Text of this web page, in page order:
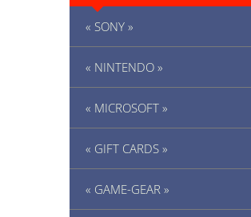
« SONY »
« NINTENDO »
« MICROSOFT »
« GIFT CARDS »
« GAME-GEAR »